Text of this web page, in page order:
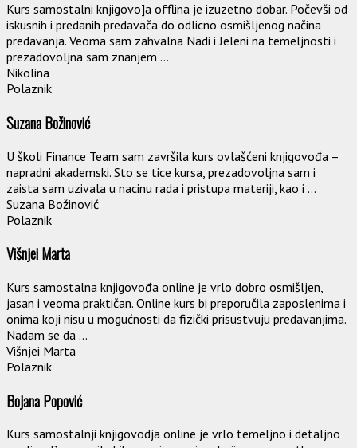
Kurs samostalni knjigovo]a offlina je izuzetno dobar. Počevši od
iskusnih i predanih predavača do odlicno osmišljenog načina
predavanja. Veoma sam zahvalna Nadi i Jeleni na temeljnosti i
prezadovoljna sam znanjem ...
Nikolina
Polaznik
Suzana Božinović
U školi Finance Team sam završila kurs ovlašćeni knjigovođa –
napradni akademski. Sto se tice kursa, prezadovoljna sam i
zaista sam uzivala u nacinu rada i pristupa materiji, kao i ...
Suzana Božinović
Polaznik
Višnjei Marta
Kurs samostalna knjigovođa online je vrlo dobro osmišljen,
jasan i veoma praktičan. Online kurs bi preporučila zaposlenima i
onima koji nisu u mogućnosti da fizički prisustvuju predavanjima.
Nadam se da ...
Višnjei Marta
Polaznik
Bojana Popović
Kurs samostalnji knjigovodja online je vrlo temeljno i detaljno